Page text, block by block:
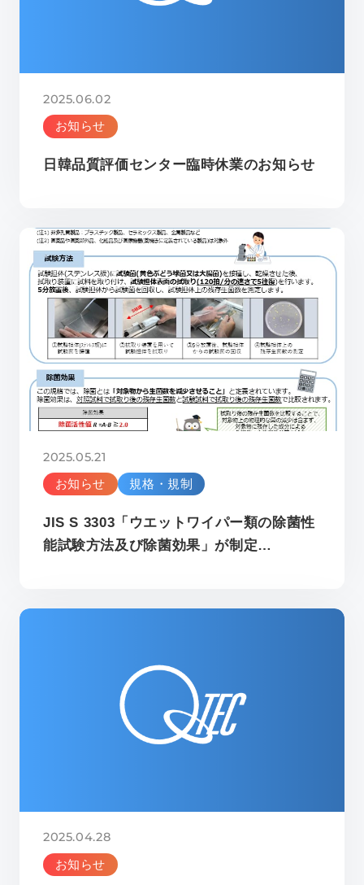
2025.06.02
お知らせ
日韓品質評価センター臨時休業のお知らせ
2025.05.21
お知らせ 規格・規制
JIS S 3303「ウエットワイパー類の除菌性
能試験方法及び除菌効果」が制定…
2025.04.28
お知らせ